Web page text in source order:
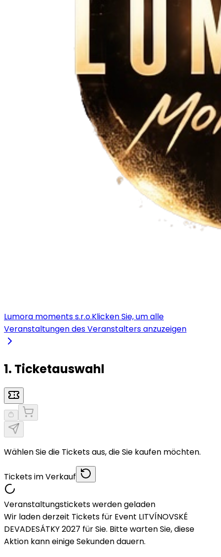
Lumora moments s.r.o.Klicken Sie, um alle
Veranstaltungen des Veranstalters anzuzeigen
1. Ticketauswahl
Wählen Sie die Tickets aus, die Sie kaufen möchten.
Tickets im Verkauf
Veranstaltungstickets werden geladen
Wir laden derzeit Tickets für Event LITVÍNOVSKÉ
DEVADESÁTKY 2027 für Sie. Bitte warten Sie, diese
Aktion kann einige Sekunden dauern.